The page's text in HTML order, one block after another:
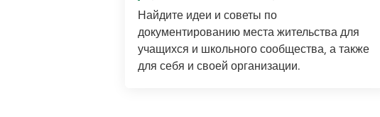
Найдите идеи и советы по
документированию места жительства для
учащихся и школьного сообщества, а также
для себя и своей организации.